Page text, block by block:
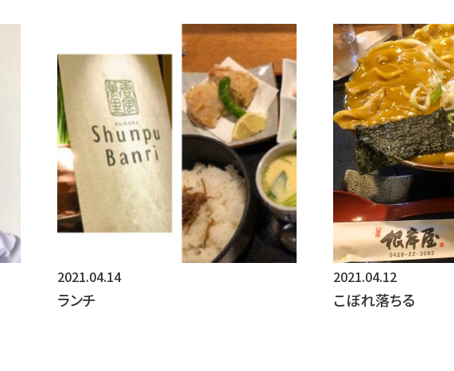
個人データを取り扱う重要な機器類の設置場所において、従業員・役員
よび持ち込む機器等の制限を行うとともに、権限を有しない者による個
を防止する措置を実施しています。
(カ) 技術的安全管理措置
アクセス制御を実施して、取扱者および取り扱う個人情報データベース等
しています。また、個人データの漏えい等防止策を講じるとともに、個人デ
情報システムの稼動状況の記録、監視及び監査を行っています。
【個人情報の提供】
個人情報は、利用者の意思で任意にご提供いただくものです。ただし、ご提
分がある場合、手続き、ご連絡、サービスに支障が生じることがありますのでご
2021.04.14
ランチ
2021.04.12
こぼれ落ちる